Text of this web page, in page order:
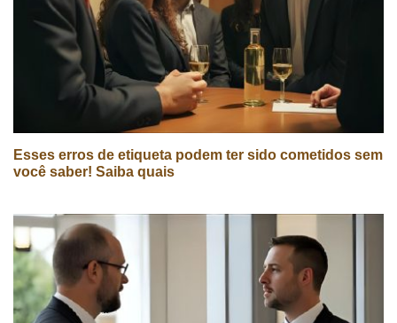
Esses erros de etiqueta podem ter sido cometidos sem
você saber! Saiba quais